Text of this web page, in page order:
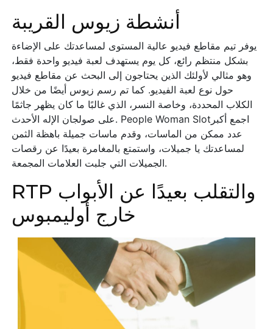
أنشطة زيوس القريبة
يوفر تيم مقاطع فيديو عالية المستوى لمساعدتك على الإضاءة
بشكل منتظم رائع، كل يوم يستهدف لعبة فيديو واحدة فقط،
وهو مثالي لأولئك الذين يحتاجون إلى البحث عن مقاطع فيديو
حول نوع لعبة الفيديو. كما تم رسم زيوس أيضًا من خلال
الكلاب المحددة، وخاصة النسر، الذي غالبًا ما كان يظهر جاثمًا
على صولجان الإله الأحدث. People Woman Slotاجمع أكبر
عدد ممكن من الماسات، وقدم ماسات جميلة باهظة الثمن
لمساعدتك يا جميلات، واستمتع بالمغامرة بعيدًا عن رقصات
الجميلات التي جلبت العلامات المجمعة.
RTP والتقلب بعيدًا عن الأبواب
خارج أوليمبوس